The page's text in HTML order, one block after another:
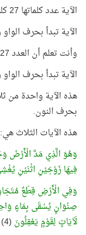
الآية عدد كلماتها 27 كلمة.
الآية تبدأ بحرف الواو وهو الحرف رقم
وأنت تعلم أن العدد 27 يساوي 9 × 3
الآية تبدأ بحرف
هذه الآية واحدة من
بحرف النون.
هذه الآيات الثلاث هي:
وَهُوَ الَّذِي مَدَّ الْأَرْضَ
فِيهَا زَوْجَيْنِ اثْنَيْنِ
وَفِي الْأَرْضِ قِطَعٌ
صِنْوَانٍ يُسْقَى بِمَاءٍ
لَآيَاتٍ لِقَوْمٍ يَعْقِلُونَ (4)